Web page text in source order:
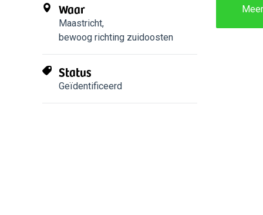
Waar
Maastricht,
bewoog richting zuidoosten
Status
Geïdentificeerd